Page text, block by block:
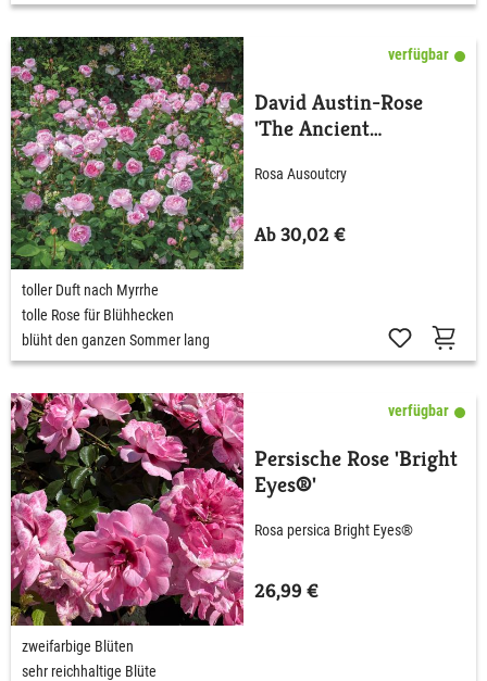
verfügbar
David Austin-Rose
'The Ancient
Rosa Ausoutcry
Ab 30,02 €
toller Duft nach Myrrhe
tolle Rose für Blühhecken
blüht den ganzen Sommer lang
verfügbar
Persische Rose 'Bright
Eyes®'
Rosa persica Bright Eyes®
26,99 €
zweifarbige Blüten
sehr reichhaltige Blüte